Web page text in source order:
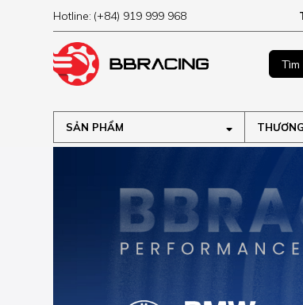
Hotline: (+84) 919 999 968
SẢN PHẨM